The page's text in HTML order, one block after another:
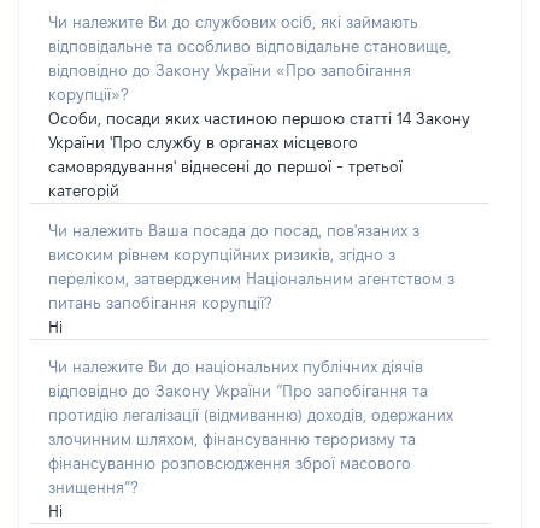
Чи належите Ви до службових осіб, які займають
відповідальне та особливо відповідальне становище,
відповідно до Закону України «Про запобігання
корупції»?
Особи, посади яких частиною першою статті 14 Закону
України 'Про службу в органах місцевого
самоврядування' віднесені до першої - третьої
категорій
Чи належить Ваша посада до посад, пов'язаних з
високим рівнем корупційних ризиків, згідно з
переліком, затвердженим Національним агентством з
питань запобігання корупції?
Ні
Чи належите Ви до національних публічних діячів
відповідно до Закону України “Про запобігання та
протидію легалізації (відмиванню) доходів, одержаних
злочинним шляхом, фінансуванню тероризму та
фінансуванню розповсюдження зброї масового
знищення”?
Ні